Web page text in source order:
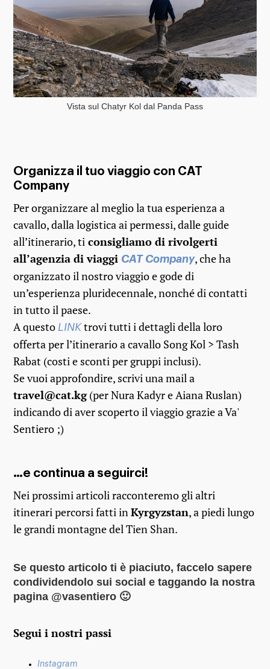
Vista sul Chatyr Kol dal Panda Pass
Organizza il tuo viaggio con CAT
Company
Per organizzare al meglio la tua esperienza a
cavallo, dalla logistica ai permessi, dalle guide
all’itinerario, ti consigliamo di rivolgerti
all’agenzia di viaggi CAT Company, che ha
organizzato il nostro viaggio e gode di
un’esperienza pluridecennale, nonché di contatti
in tutto il paese.
A questo LINKtrovi tutti i dettagli della loro
offerta per l’itinerario a cavallo Song Kol > Tash
Rabat (costi e sconti per gruppi inclusi).
Se vuoi approfondire, scrivi una mail a
travel@cat.kg(per Nura Kadyr e Aiana Ruslan)
indicando di aver scoperto il viaggio grazie a Va'
Sentiero ;)
…e continua a seguirci!
Nei prossimi articoli racconteremo gli altri
itinerari percorsi fatti inKyrgyzstan, a piedi lungo
le grandi montagne del Tien Shan.
Se questo articolo ti è piaciuto, faccelo sapere
condividendolo sui social e taggando la nostra
pagina @vasentiero 🙂
Segui i nostri passi
Instagram